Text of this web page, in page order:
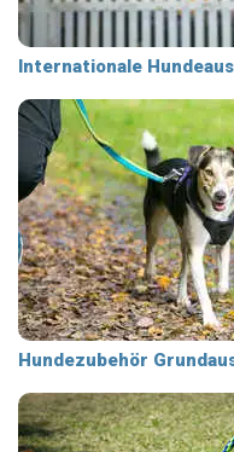
Internationale
Hundezubehör